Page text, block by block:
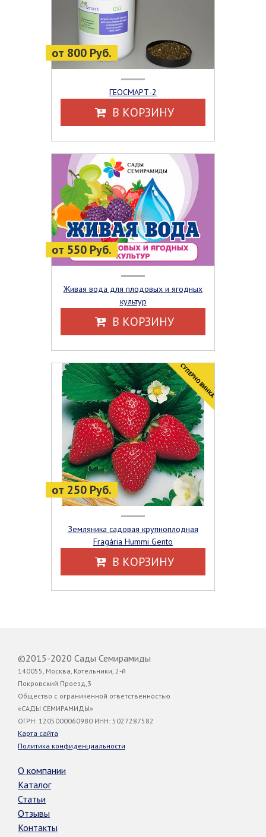
от 800 Руб.
ГЕОСМАРТ-2
В КОРЗИНУ
от 550 Руб.
Живая вода для плодовых и ягодных
культур
В КОРЗИНУ
от 250 Руб.
CУПЕРНОВИНКА
Земляника садовая крупноплодная
Fragária Hummi Gento
В КОРЗИНУ
©2015-2020 Сады Семирамиды
140055, Москва, Котельники, 2-й
Покровский Проезд,3
Общество с ограниченной ответственностью
«САДЫ СЕМИРАМИДЫ»
ОГРН: 1205000060980 ИНН: 5027287582
Карта сайта
Политика конфиденциальности
О компании
Каталог
Статьи
Отзывы
Контакты